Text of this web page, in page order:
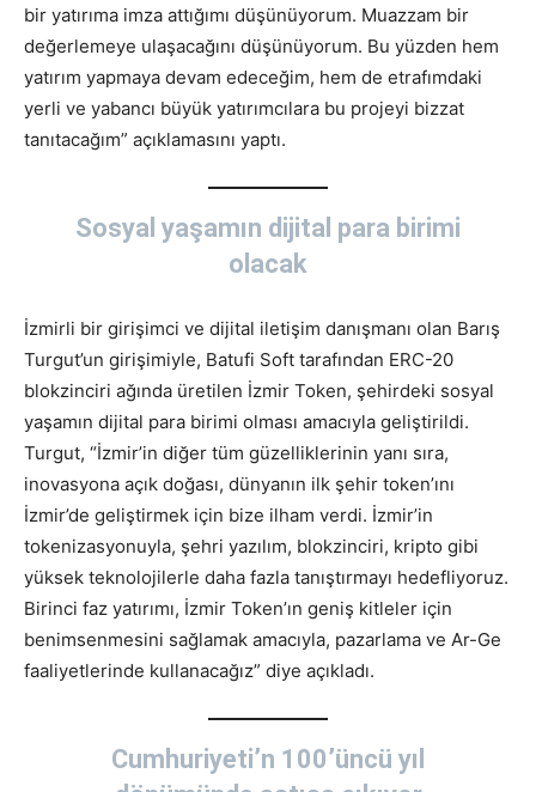
bir yatırıma imza attığımı düşünüyorum. Muazzam bir
değerlemeye ulaşacağını düşünüyorum. Bu yüzden hem
yatırım yapmaya devam edeceğim, hem de etrafımdaki
yerli ve yabancı büyük yatırımcılara bu projeyi bizzat
tanıtacağım” açıklamasını yaptı.
Sosyal yaşamın dijital para birimi
olacak
İzmirli bir girişimci ve dijital iletişim danışmanı olan Barış
Turgut’un girişimiyle, Batufi Soft tarafından ERC-20
blokzinciri ağında üretilen İzmir Token, şehirdeki sosyal
yaşamın dijital para birimi olması amacıyla geliştirildi.
Turgut, “İzmir’in diğer tüm güzelliklerinin yanı sıra,
inovasyona açık doğası, dünyanın ilk şehir token’ını
İzmir’de geliştirmek için bize ilham verdi. İzmir’in
tokenizasyonuyla, şehri yazılım, blokzinciri, kripto gibi
yüksek teknolojilerle daha fazla tanıştırmayı hedefliyoruz.
Birinci faz yatırımı, İzmir Token’ın geniş kitleler için
benimsenmesini sağlamak amacıyla, pazarlama ve Ar-Ge
faaliyetlerinde kullanacağız” diye açıkladı.
Cumhuriyeti’n 100’üncü yıl